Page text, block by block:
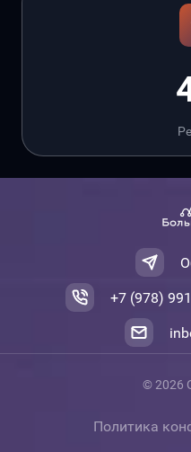
+7 (978)
© 2026
Политика